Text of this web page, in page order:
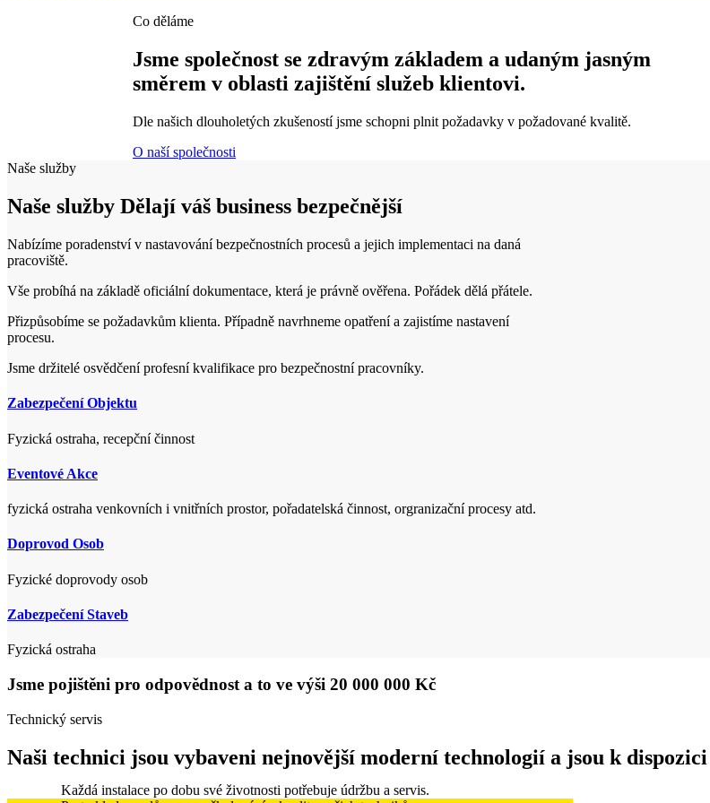
Co děláme
Jsme společnost se zdravým základem a udaným jasným
směrem v oblasti zajištění služeb klientovi.
Dle našich dlouholetých zkušeností jsme schopni plnit požadavky v požadované kvalitě.
O naší společnosti
Naše služby
Naše služby Dělají váš business bezpečnější
Nabízíme poradenství v nastavování bezpečnostních procesů a jejich implementaci na daná
pracoviště.
Vše probíhá na základě oficiální dokumentace, která je právně ověřena. Pořádek dělá přátele.
Přizpůsobíme se požadavkům klienta. Případně navrhneme opatření a zajistíme nastavení
procesu.
Jsme držitelé osvědčení profesní kvalifikace pro bezpečnostní pracovníky.
ZabezpečeníObjektu
Fyzická ostraha, recepční činnost
Eventové Akce
fyzická ostraha venkovních i vnitřních prostor, pořadatelská činnost, orgranizační procesy atd.
Doprovod Osob
Fyzické doprovody osob
ZabezpečeníStaveb
Fyzická ostraha
Jsme pojištěni pro odpovědnost a to ve výši 20 000 000 Kč
Technický servis
Naši technici jsou vybaveni nejnovější moderní technologií a jsou k dispozici
Každá instalace po dobu své životnosti potřebuje údržbu a servis.